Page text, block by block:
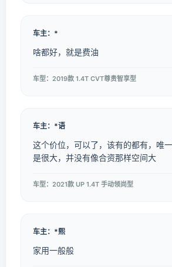
车主：*
啥都好，就是费油
车型：2019款 1.4T CVT尊贵智享型
车主：*语
这个价位，可以了，该有的都有，唯
是很大，并没有像合资那样空间大
车型：2021款 UP 1.4T 手动领尚型
车主：*熙
家用一般般